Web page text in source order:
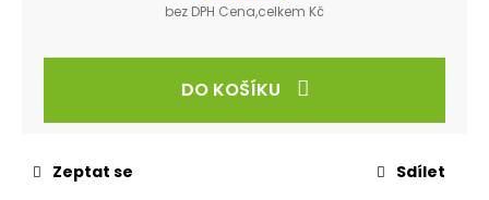
bez DPH Cena,celkem Kč
DO KOŠÍKU
Zeptat se Sdílet